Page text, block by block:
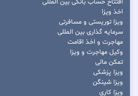
افتتاح حساب بانکی بین المللی
اخذ ویزا
ویزا توریستی و مسافرتی
سرمایه گذاری بین المللی
مهاجرت و اخذ اقامت
وکیل مهاجرت و ویزا
تمکن مالی
ویزا پزشکی
ویزا شینگن
ویزا کاری